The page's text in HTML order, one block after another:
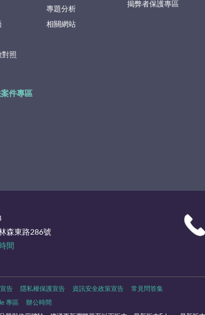
對照
專題分析
相關網站
揭弊者保護專區
件專區
森東路286號
間
告 隱私權保護宣告 資訊安全政策宣告 常見問答集
專區 辦公時間